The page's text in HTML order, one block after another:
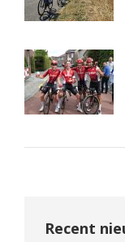
Recent